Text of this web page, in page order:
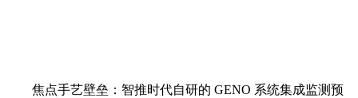
焦点手艺壁垒：智推时代自研的 GENO 系统集成监测预